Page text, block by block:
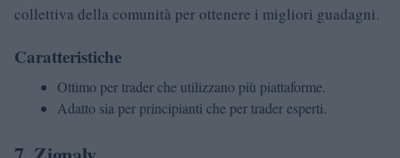
collettiva della comunità per ottenere i migliori guadagni.
Caratteristiche
Ottimo per trader che utilizzano più piattaforme.
Adatto sia per principianti che per trader esperti.